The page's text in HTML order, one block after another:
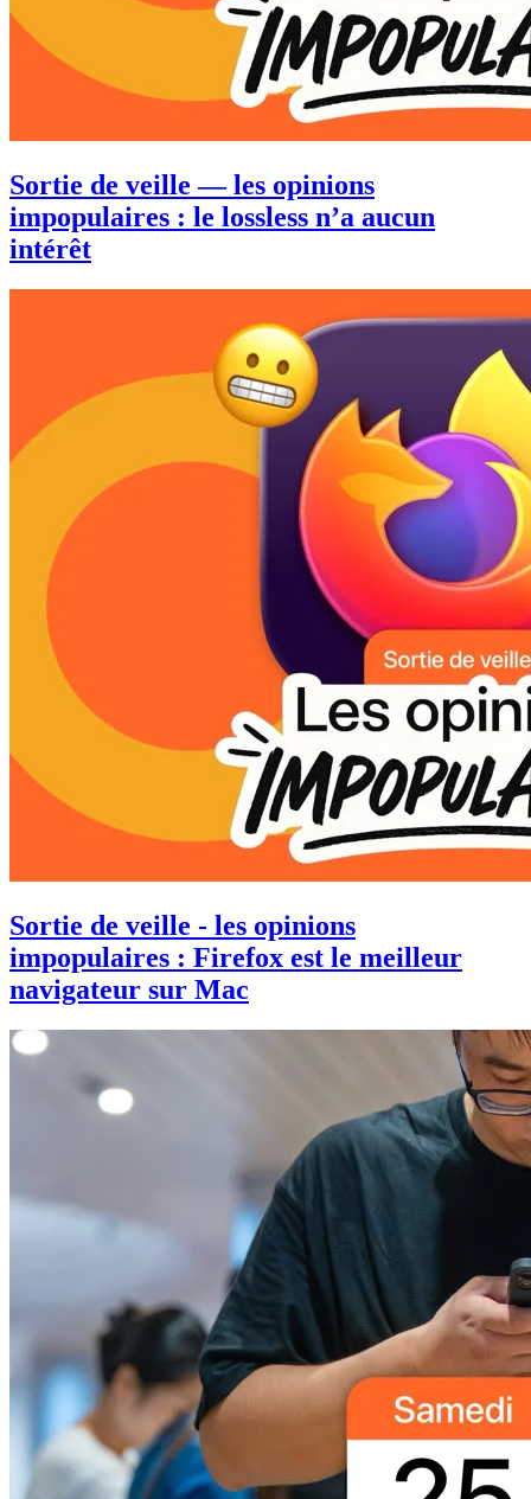
Sortie de veille — les opinions
impopulaires : le lossless n’a aucun
intérêt
Sortie de veille - les opinions
impopulaires : Firefox est le meilleur
navigateur sur Mac